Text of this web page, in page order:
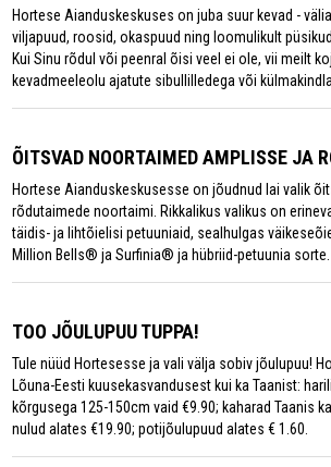
Hortese Aianduskeskuses on juba suur kevad -
viljapuud, roosid, okaspuud ning loomulikult
Kui Sinu rõdul või peenral õisi veel ei ole, vii meilt
kevadmeeleolu ajatute sibullilledega või
ÕITSVAD NOORTAIMED AMPLISSE JA
Hortese Aianduskeskusesse on jõudnud lai valik
rõdutaimede noortaimi. Rikkalikus valikus on
täidis- ja lihtõielisi petuuniaid, sealhulgas
Million Bells® ja Surfinia® ja hübriid-petuunia sorte.
TOO JÕULUPUU TUPPA!
Tule nüüd Hortesesse ja vali välja sobiv jõulupuu!
Lõuna-Eesti kuusekasvandusest kui ka Taanist:
kõrgusega 125-150cm vaid €9.90; kaharad Taanis
nulud alates €19.90; potijõulupuud alates € 1.60.